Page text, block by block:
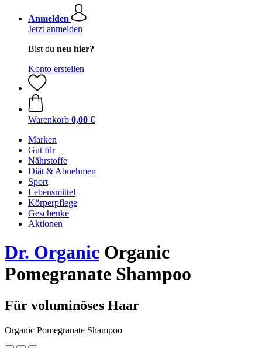
Anmelden
Jetzt anmelden
Bist du neu hier?
Konto erstellen
Warenkorb 0,00 €
Marken
Gut für
Nährstoffe
Diät & Abnehmen
Sport
Lebensmittel
Körperpflege
Geschenke
Aktionen
Dr. Organic Organic
Pomegranate Shampoo
Für voluminöses Haar
Organic Pomegranate Shampoo